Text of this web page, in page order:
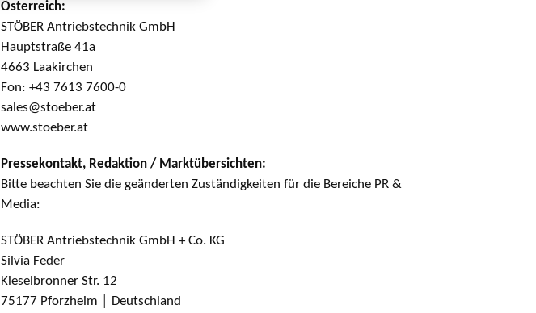
Österreich:
STÖBER Antriebstechnik GmbH
Hauptstraße 41a
4663 Laakirchen
Fon: +43 7613 7600-0
sales@stoeber.at
www.stoeber.at
Pressekontakt, Redaktion / Marktübersichten:
Bitte beachten Sie die geänderten Zuständigkeiten für die Bereiche PR &
Media:
STÖBER Antriebstechnik GmbH + Co. KG
Silvia Feder
Kieselbronner Str. 12
75177 Pforzheim │ Deutschland